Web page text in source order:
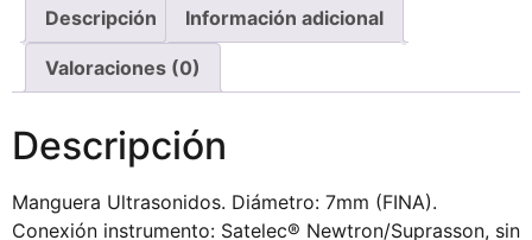
Descripción Información adicional
Valoraciones (0)
Descripción
Manguera Ultrasonidos. Diámetro: 7mm (FINA).
Conexión instrumento: Satelec® Newtron/Suprasson, sin